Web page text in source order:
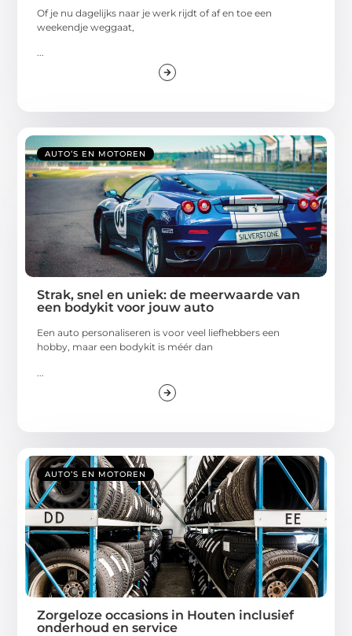
Of je nu dagelijks naar je werk rijdt of af en toe een
weekendje weggaat,
...
AUTO’S EN MOTOREN
Strak, snel en uniek: de meerwaarde van
een bodykit voor jouw auto
Een auto personaliseren is voor veel liefhebbers een
hobby, maar een bodykit is méér dan
AUTO’S EN MOTOREN
Zorgeloze occasions in Houten inclusief
onderhoud en service